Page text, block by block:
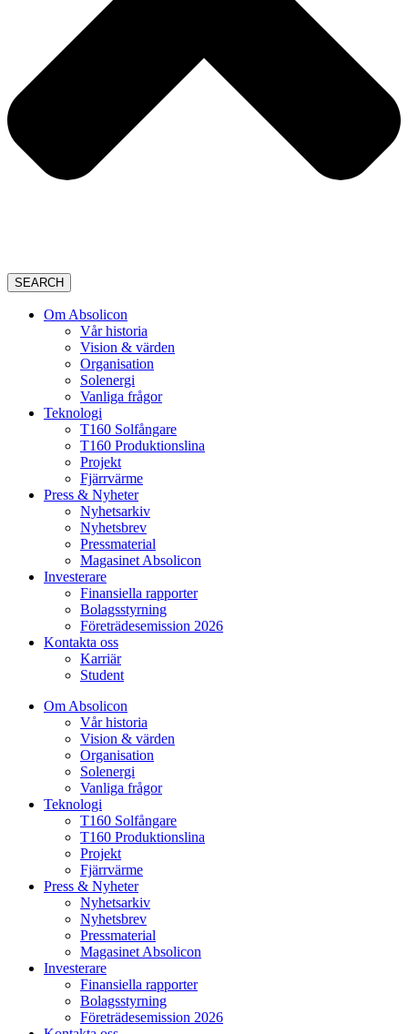
SEARCH
Om Absolicon
Vår historia
Vision & värden
Organisation
Solenergi
Vanliga frågor
Teknologi
T160 Solfångare
T160 Produktionslina
Projekt
Fjärrvärme
Press & Nyheter
Nyhetsarkiv
Nyhetsbrev
Pressmaterial
Magasinet Absolicon
Investerare
Finansiella rapporter
Bolagsstyrning
Företrädesemission 2026
Kontakta oss
Karriär
Student
Om Absolicon
Vår historia
Vision & värden
Organisation
Solenergi
Vanliga frågor
Teknologi
T160 Solfångare
T160 Produktionslina
Projekt
Fjärrvärme
Press & Nyheter
Nyhetsarkiv
Nyhetsbrev
Pressmaterial
Magasinet Absolicon
Investerare
Finansiella rapporter
Bolagsstyrning
Företrädesemission 2026